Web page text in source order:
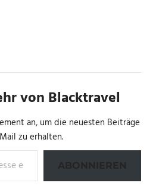
von Blacktravel
an, um die neuesten Beiträge
zu erhalten.
ABONNIEREN